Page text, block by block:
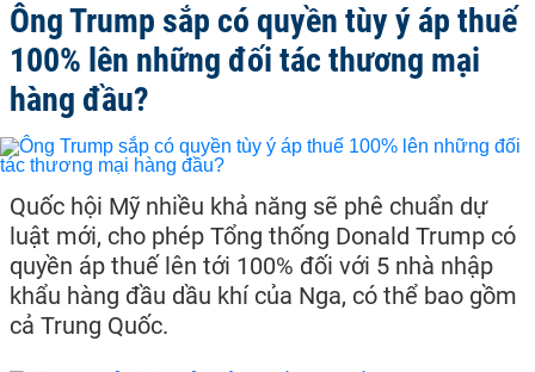
Ông Trump sắp có quyền tùy ý áp thuế
100% lên những đối tác thương mại
hàng đầu?
Quốc hội Mỹ nhiều khả năng sẽ phê chuẩn dự
luật mới, cho phép Tổng thống Donald Trump có
quyền áp thuế lên tới 100% đối với 5 nhà nhập
khẩu hàng đầu dầu khí của Nga, có thể bao gồm
cả Trung Quốc.